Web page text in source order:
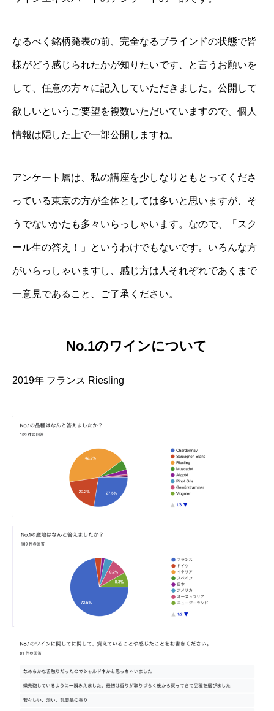
なるべく銘柄発表の前、完全なるブラインドの状態で皆
様がどう感じられたかが知りたいです、と言うお願いを
して、任意の方々に記入していただきました。公開して
欲しいというご要望を複数いただいていますので、個人
情報は隠した上で一部公開しますね。
アンケート層は、私の講座を少しなりともとってくださ
っている東京の方が全体としては多いと思いますが、そ
うでないかたも多々いらっしゃいます。なので、「スク
ール生の答え！」というわけでもないです。いろんな方
がいらっしゃいますし、感じ方は人それぞれであくまで
一意見であること、ご了承ください。
No.1のワインについて
2019年 フランス Riesling